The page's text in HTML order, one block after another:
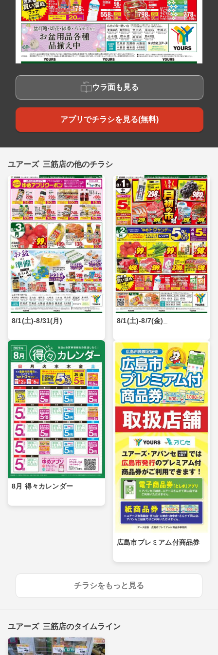
ウラ面も見る
アプリでチラシを見る(無料)
ユアーズ 三筋店の他のチラシ
8/1(土)-8/31(月) 8/1(土)-8/7(金)_
8月 得々カレンダー
広島市プレミアム付商品券
チラシをもっと見る
ユアーズ 三筋店のタイムライン